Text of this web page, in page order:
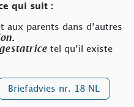
qui suit :
aux parents dans d’autres
tel qu’il existe
Briefadvies nr. 18 NL